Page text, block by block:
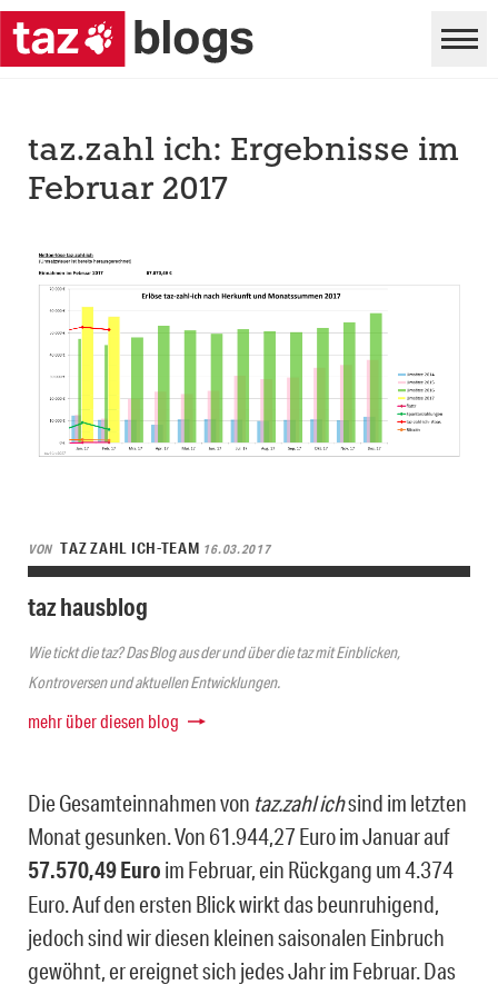
taz.zahl ich: Ergebnisse im
Februar 2017
VON TAZ ZAHL ICH-TEAM 16.03.2017
taz hausblog
Wie tickt die taz? Das Blog aus der und über die taz mit Einblicken,
Kontroversen und aktuellen Entwicklungen.
mehr über diesen blog
Die Gesamteinnahmen von taz.zahl ichsind im letzten
Monat gesunken. Von 61.944,27 Euro im Januar auf
57.570,49 Euro im Februar, ein Rückgang um 4.374
Euro. Auf den ersten Blick wirkt das beunruhigend,
jedoch sind wir diesen kleinen saisonalen Einbruch
gewöhnt, er ereignet sich jedes Jahr im Februar. Das